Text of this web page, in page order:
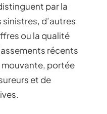
par la
d’autres
ou la qualité
récents
mouvante, portée
et de